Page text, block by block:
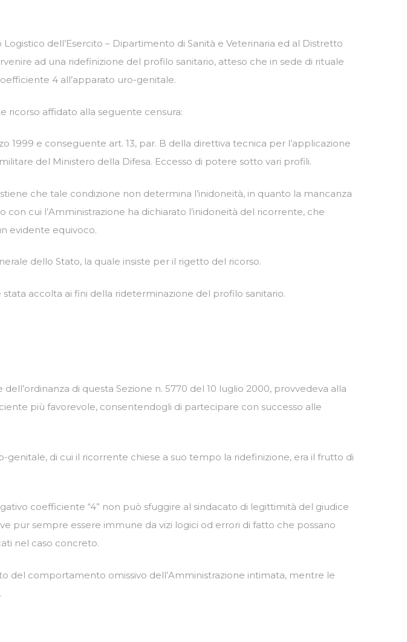
dell’Esercito – Dipartimento di Sanità e Veterinaria ed al Distretto
ad una ridefinizione del profilo sanitario, atteso che in sede di rituale
4 all’apparato uro-genitale.
ricorso affidato alla seguente censura:
1999 e conseguente art. 13, par. B della direttiva tecnica per l’applicazione
del Ministero della Difesa. Eccesso di potere sotto vari profili.
che tale condizione non determina l’inidoneità, in quanto la mancanza
cui l’Amministrazione ha dichiarato l’inidoneità del ricorrente, che
evidente equivoco.
dello Stato, la quale insiste per il rigetto del ricorso.
stata accolta ai fini della rideterminazione del profilo sanitario.
di questa Sezione n. 5770 del 10 luglio 2000, provvedeva alla
più favorevole, consentendogli di partecipare con successo alle
di cui il ricorrente chiese a suo tempo la ridefinizione, era il frutto di
coefficiente “4” non può sfuggire al sindacato di legittimità del giudice
pur sempre essere immune da vizi logici od errori di fatto che possano
nel caso concreto.
del comportamento omissivo dell’Amministrazione intimata, mentre le